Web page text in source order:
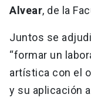
Alvear, de la
Juntos se
“formar un
artística con el
y su aplicación